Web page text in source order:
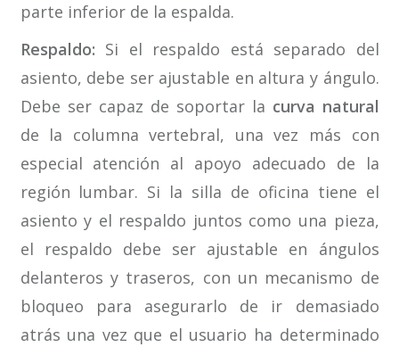
parte inferior de la espalda.
Respaldo: Si el respaldo está separado del
asiento, debe ser ajustable en altura y ángulo.
Debe ser capaz de soportar la curva natural
de la columna vertebral, una vez más con
especial atención al apoyo adecuado de la
región lumbar. Si la silla de oficina tiene el
asiento y el respaldo juntos como una pieza,
el respaldo debe ser ajustable en ángulos
delanteros y traseros, con un mecanismo de
bloqueo para asegurarlo de ir demasiado
atrás una vez que el usuario ha determinado